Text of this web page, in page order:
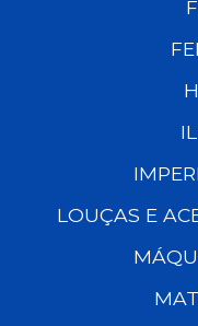
LOUÇAS E